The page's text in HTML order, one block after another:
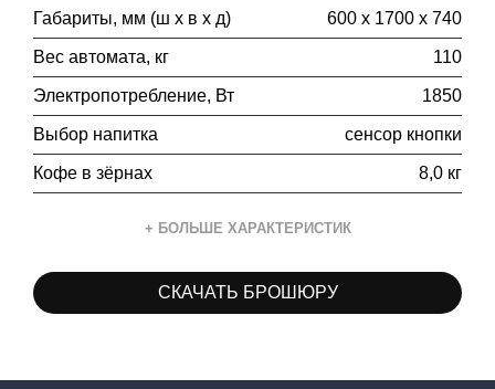
Габариты, мм (ш х в х д) 600 х 1700 х 740
Вес автомата, кг 110
Электропотребление, Вт 1850
Выбор напитка сенсор кнопки
Кофе в зёрнах 8,0 кг
+ БОЛЬШЕ ХАРАКТЕРИСТИК
Шоколад 6.0 кг
СКАЧАТЬ БРОШЮРУ